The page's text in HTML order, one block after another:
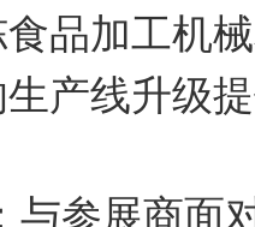
品加工机
产线升级
与参展商面